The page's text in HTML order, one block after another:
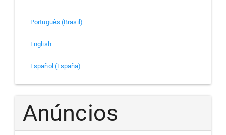
Português (Brasil)
English
Español (España)
Anúncios